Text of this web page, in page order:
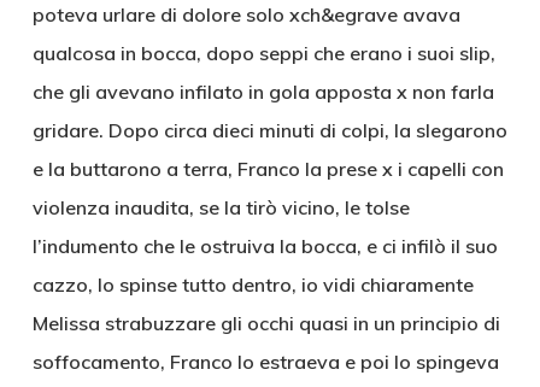
poteva urlare di dolore solo xch&egrave avava
qualcosa in bocca, dopo seppi che erano i suoi slip,
che gli avevano infilato in gola apposta x non farla
gridare. Dopo circa dieci minuti di colpi, la slegarono
e la buttarono a terra, Franco la prese x i capelli con
violenza inaudita, se la tirò vicino, le tolse
l’indumento che le ostruiva la bocca, e ci infilò il suo
cazzo, lo spinse tutto dentro, io vidi chiaramente
Melissa strabuzzare gli occhi quasi in un principio di
soffocamento, Franco lo estraeva e poi lo spingeva